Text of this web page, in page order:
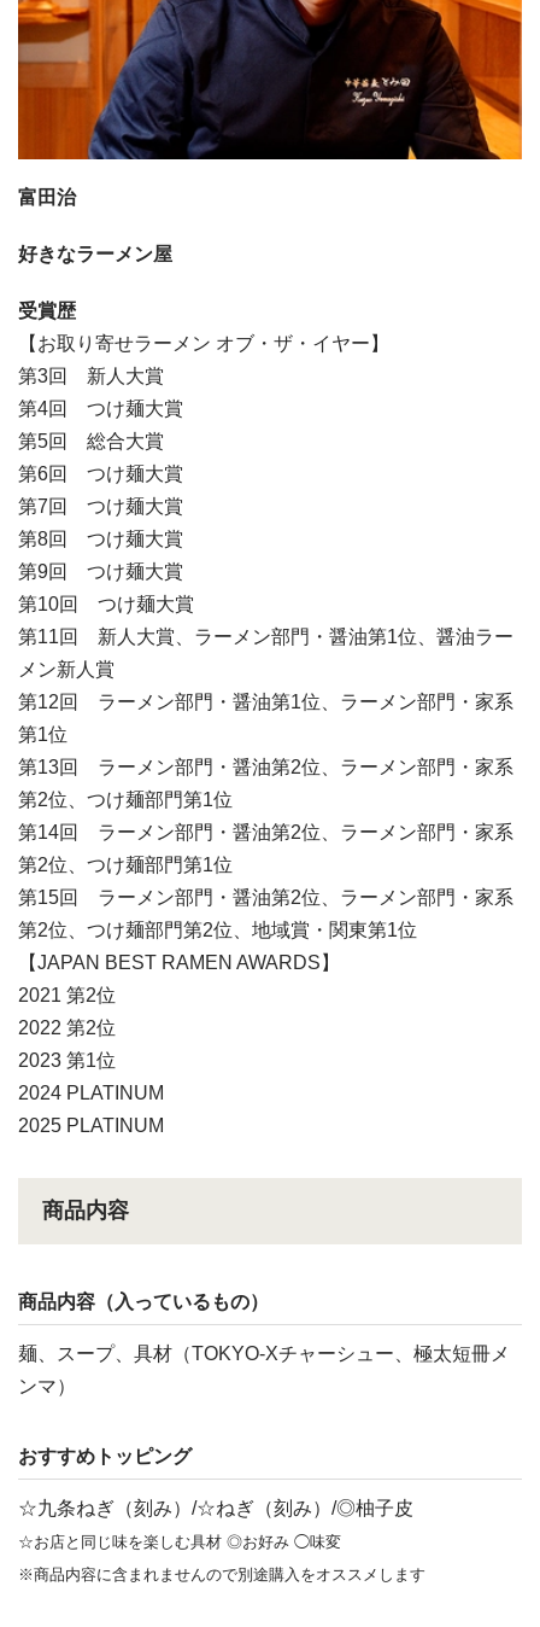
富田治
好きなラーメン屋
受賞歴
【お取り寄せラーメン オブ・ザ・イヤー】
第3回 新人大賞
第4回 つけ麺大賞
第5回 総合大賞
第6回 つけ麺大賞
第7回 つけ麺大賞
第8回 つけ麺大賞
第9回 つけ麺大賞
第10回 つけ麺大賞
第11回 新人大賞、ラーメン部門・醤油第1位、醤油ラー
メン新人賞
第12回 ラーメン部門・醤油第1位、ラーメン部門・家系
第1位
第13回 ラーメン部門・醤油第2位、ラーメン部門・家系
第2位、つけ麺部門第1位
第14回 ラーメン部門・醤油第2位、ラーメン部門・家系
第2位、つけ麺部門第1位
第15回 ラーメン部門・醤油第2位、ラーメン部門・家系
第2位、つけ麺部門第2位、地域賞・関東第1位
【JAPAN BEST RAMEN AWARDS】
2021 第2位
2022 第2位
2023 第1位
2024 PLATINUM
2025 PLATINUM
商品内容
商品内容（入っているもの）
麺、スープ、具材（TOKYO-Xチャーシュー、極太短冊メ
ンマ）
おすすめトッピング
☆九条ねぎ（刻み）/☆ねぎ（刻み）/◎柚子皮
☆お店と同じ味を楽しむ具材 ◎お好み ◯味変
※商品内容に含まれませんので別途購入をオススメします